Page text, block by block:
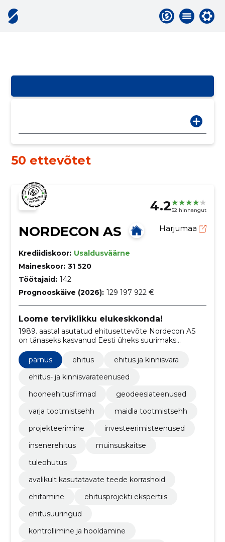
50 ettevõtet
4.252 hinnangut
NORDECON AS Harjumaa
Krediidiskoor: Usaldusväärne
Maineskoor: 31 520
Töötajaid: 142
Prognooskäive (2026): 129 197 922 €
Loome terviklikku elukeskkonda!
1989. aastal asutatud ehitusettevõte Nordecon AS
on tänaseks kasvanud Eesti üheks suurimaks
ehituskontserniks.
pärnus
ehitus
ehitus ja kinnisvara
ehitus- ja kinnisvarateenused
hooneehitusfirmad
geodeesiateenused
varja tootmistsehh
maidla tootmistsehh
projekteerimine
investeerimisteenused
insenerehitus
muinsuskaitse
tuleohutus
avalikult kasutatavate teede korrashoid
ehitamine
ehitusprojekti ekspertiis
ehitusuuringud
kontrollimine ja hooldamine